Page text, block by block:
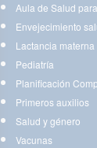
Aula de Salud
Envejecimiento
Lactancia materna
Pediatría
Planificación
Primeros auxilios
Salud y género
Vacunas